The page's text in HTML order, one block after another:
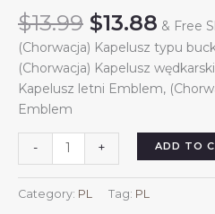
$13.99 Original
price
was:
$13.99.
$13.88
price
is:
& Free
(Chorwacja) Kapelusz typu
(Chorwacja) Kapelusz
Kapelusz letni Emblem,
Emblem
-
(Chorwacja)
Kapelusz
typu
bucket
+ ADD TO
Category: PL Tag: PL